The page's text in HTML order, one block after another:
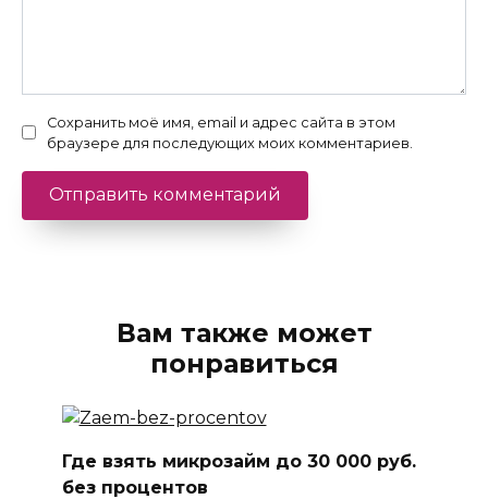
Сохранить моё имя, email и адрес сайта в этом
браузере для последующих моих комментариев.
Вам также может
понравиться
Где взять микрозайм до 30 000 руб.
без процентов